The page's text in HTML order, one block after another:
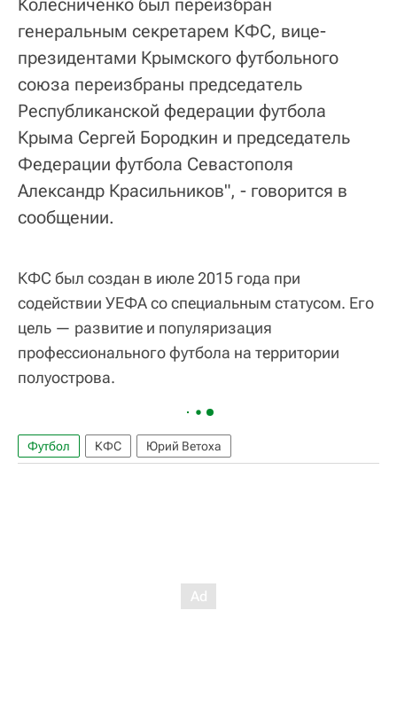
Колесниченко был переизбран
генеральным секретарем КФС, вице-
президентами Крымского футбольного
союза переизбраны председатель
Республиканской федерации футбола
Крыма Сергей Бородкин и председатель
Федерации футбола Севастополя
Александр Красильников", - говорится в
сообщении.
КФС был создан в июле 2015 года при
содействии УЕФА со специальным статусом. Его
цель — развитие и популяризация
профессионального футбола на территории
полуострова.
Футбол КФС Юрий Ветоха